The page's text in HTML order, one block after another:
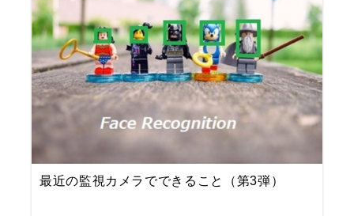
最近の監視カメラでできること（第3弾）